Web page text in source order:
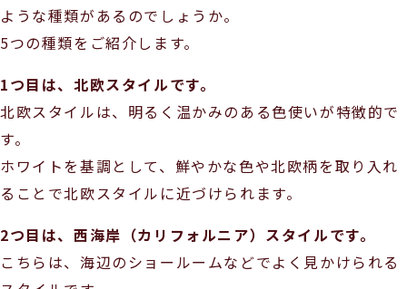
ような種類があるのでしょうか。
5つの種類をご紹介します。
1つ目は、北欧スタイルです。
北欧スタイルは、明るく温かみのある色使いが特徴的で
す。
ホワイトを基調として、鮮やかな色や北欧柄を取り入れ
ることで北欧スタイルに近づけられます。
2つ目は、西海岸（カリフォルニア）スタイルです。
こちらは、海辺のショールームなどでよく見かけられる